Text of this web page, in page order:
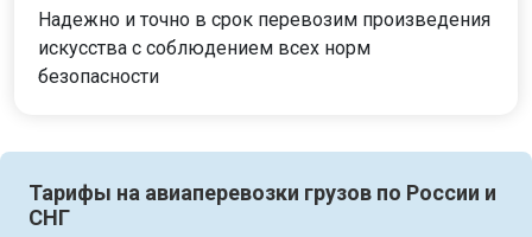
Надежно и точно в срок перевозим произведения
искусства с соблюдением всех норм
безопасности
Тарифы на авиаперевозки грузов по России и
СНГ